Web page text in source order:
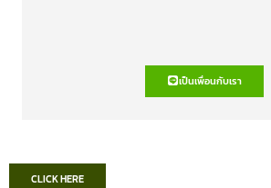
เป็นเพื่อนกับเรา
CLICK HERE